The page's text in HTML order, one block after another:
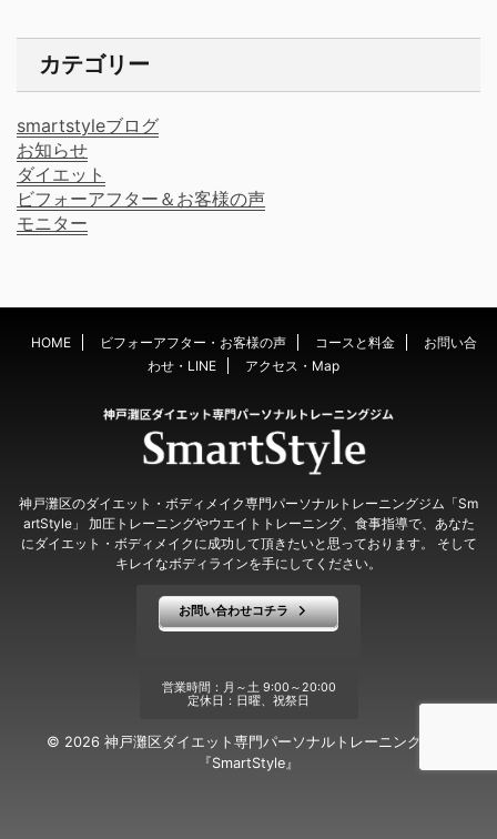
カテゴリー
smartstyleブログ
お知らせ
ダイエット
ビフォーアフター＆お客様の声
モニター
HOME ビフォーアフター・お客様の声 コースと料金
お問い合
わせ・LINE
アクセス・Map
神戸灘区のダイエット・ボディメイク専門パーソナルトレーニングジム「Sm
artStyle」 加圧トレーニングやウエイトトレーニング、食事指導で、あなた
にダイエット・ボディメイクに成功して頂きたいと思っております。 そして
キレイなボディラインを手にしてください。
お問い合わせコチラ
営業時間：月～土 9:00～20:00
定休日：日曜、祝祭日
© 2026 神戸灘区ダイエット専門パーソナルトレーニングジム
『SmartStyle』